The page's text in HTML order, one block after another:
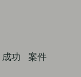
成功 案件